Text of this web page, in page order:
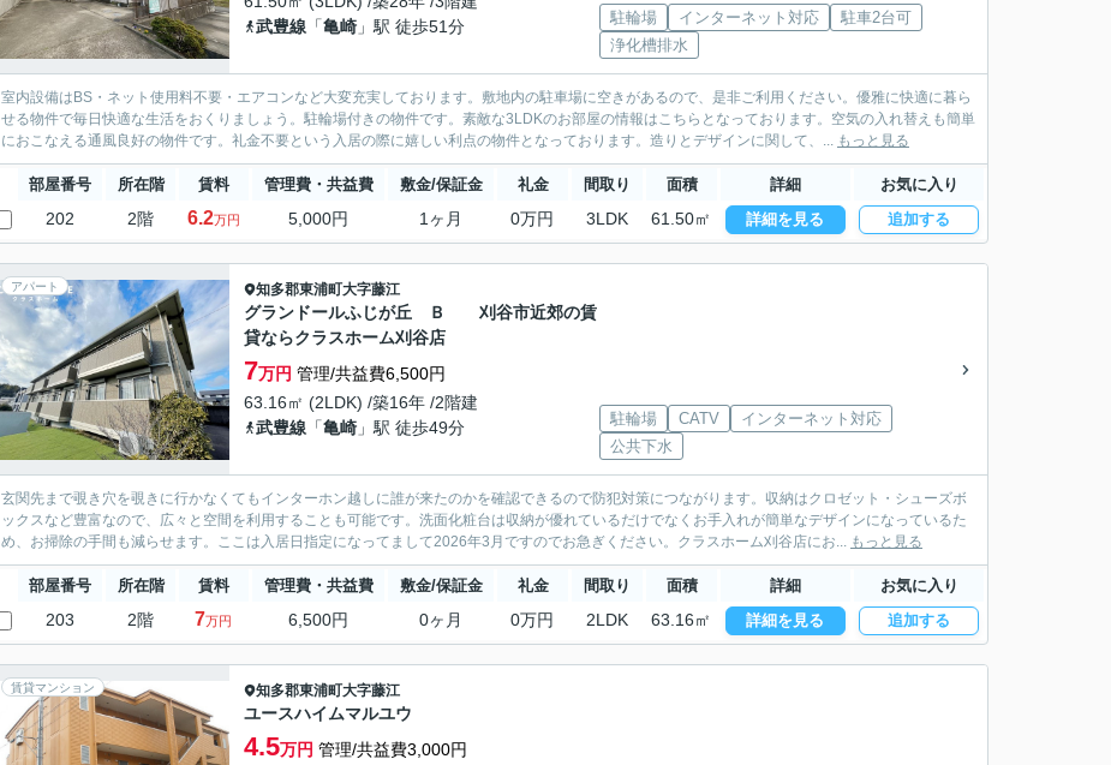
武豊線 「亀崎 」駅 徒歩51分 駐輪場 インターネット対応
駐車2台可
浄化槽排水
室内設備はBS・ネット使用料不要・エアコンなど大変充実しております。敷地内の駐車場に空きがあるので、是非ご利用ください。優雅に快適に暮ら
せる物件で毎日快適な生活をおくりましょう。駐輪場付きの物件です。素敵な3LDKのお部屋の情報はこちらとなっております。空気の入れ替えも簡単
におこなえる通風良好の物件です。礼金不要という入居の際に嬉しい利点の物件となっております。造りとデザインに関して、... もっと見る
部屋番号 所在階 賃料 管理費・共益費 敷金/保証金 礼金 間取り 面積 詳細 お気に入り
202 2階 6.2万円 5,000円 1ヶ月 0万円 3LDK 61.50㎡ 詳細を見る 追加する
アパート 知多郡東浦町大字藤江
グランドールふじが丘 Ｂ 刈谷市近郊の賃
貸ならクラスホーム刈谷店
7万円 管理/共益費6,500円
63.16㎡ (2LDK) /築16年 /2階建
武豊線 「亀崎 」駅 徒歩49分 駐輪場 CATV
インターネット対応
公共下水
玄関先まで覗き穴を覗きに行かなくてもインターホン越しに誰が来たのかを確認できるので防犯対策につながります。収納はクロゼット・シューズボ
ックスなど豊富なので、広々と空間を利用することも可能です。洗面化粧台は収納が優れているだけでなくお手入れが簡単なデザインになっているた
め、お掃除の手間も減らせます。ここは入居日指定になってまして2026年3月ですのでお急ぎください。クラスホーム刈谷店にお... もっと見る
部屋番号 所在階 賃料 管理費・共益費 敷金/保証金 礼金 間取り 面積 詳細 お気に入り
203 2階 7万円 6,500円 0ヶ月 0万円 2LDK 63.16㎡ 詳細を見る 追加する
賃貸マンション 知多郡東浦町大字藤江
ユースハイムマルユウ
4.5万円 管理/共益費3,000円